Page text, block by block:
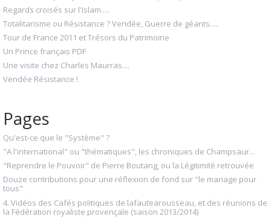
Regards croisés sur l'Islam.....
Totalitarisme ou Résistance ? Vendée, Guerre de géants.....
Tour de France 2011 et Trésors du Patrimoine
Un Prince français PDF
Une visite chez Charles Maurras....
Vendée Résistance !
Pages
Qu'est-ce que le "Système" ?
"A l'international" ou "thématiques", les chroniques de Champsaur...
"Reprendre le Pouvoir" de Pierre Boutang, ou la Légitimité retrouvée
Douze contributions pour une réflexion de fond sur "le mariage pour
tous"
4. Vidéos des Cafés politiques de lafautearousseau, et des réunions de
la Fédération royaliste provençale (saison 2013/2014)